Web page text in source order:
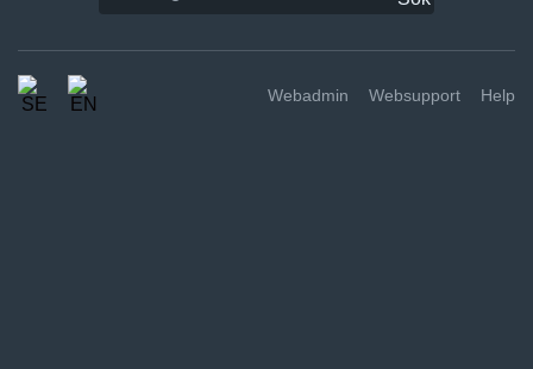
Webadmin Websupport Help